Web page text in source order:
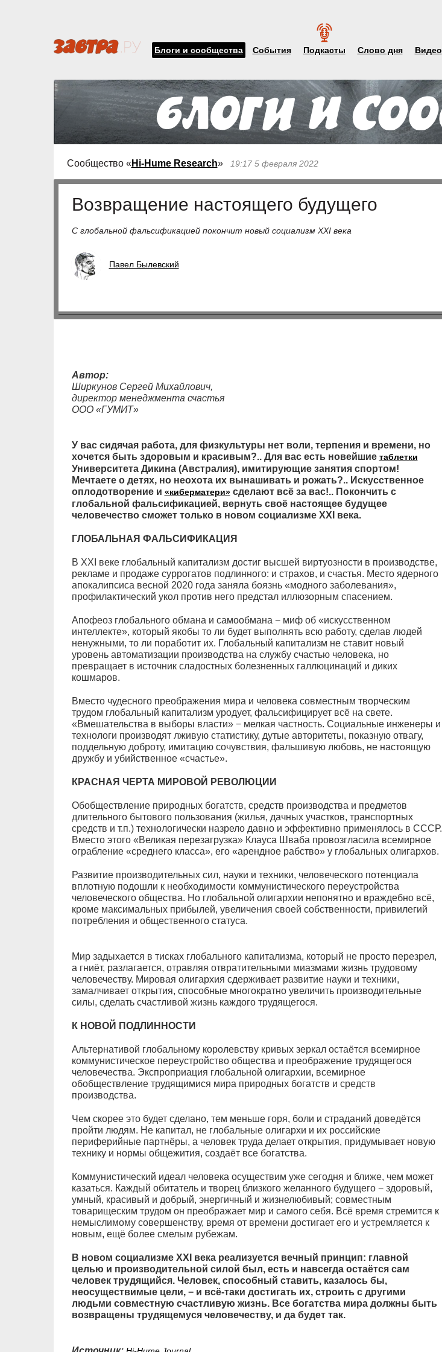
Блоги и сообщества События Подкасты Слово дня Видео
Сообщество « Hi-Hume Research» 19:17 5 февраля 2022
Возвращение настоящего будущего
С глобальной фальсификацией покончит новый социализм XXI века
Павел Былевский
Автор:
Ширкунов Сергей Михайлович,
директор менеджмента счастья
ООО «ГУМИТ»
У вас сидячая работа, для физкультуры нет воли, терпения и времени, но
хочется быть здоровым и красивым?.. Для вас есть новейшие таблетки
Университета Дикина (Австралия), имитирующие занятия спортом!
Мечтаете о детях, но неохота их вынашивать и рожать?.. Искусственное
оплодотворение и «киберматери»сделают всё за вас!.. Покончить с
глобальной фальсификацией, вернуть своё настоящее будущее
человечество сможет только в новом социализме XXI века.
ГЛОБАЛЬНАЯ ФАЛЬСИФИКАЦИЯ
В XXI веке глобальный капитализм достиг высшей виртуозности в производстве,
рекламе и продаже суррогатов подлинного: и страхов, и счастья. Место ядерного
апокалипсиса весной 2020 года заняла боязнь «модного заболевания»,
профилактический укол против него предстал иллюзорным спасением.
Апофеоз глобального обмана и самообмана − миф об «искусственном
интеллекте», который якобы то ли будет выполнять всю работу, сделав людей
ненужными, то ли поработит их. Глобальный капитализм не ставит новый
уровень автоматизации производства на службу счастью человека, но
превращает в источник сладостных болезненных галлюцинаций и диких
кошмаров.
Вместо чудесного преображения мира и человека совместным творческим
трудом глобальный капитализм уродует, фальсифицирует всё на свете.
«Вмешательства в выборы власти» − мелкая частность. Социальные инженеры и
технологи производят лживую статистику, дутые авторитеты, показную отвагу,
поддельную доброту, имитацию сочувствия, фальшивую любовь, не настоящую
дружбу и убийственное «счастье».
КРАСНАЯ ЧЕРТА МИРОВОЙ РЕВОЛЮЦИИ
Обобществление природных богатств, средств производства и предметов
длительного бытового пользования (жилья, дачных участков, транспортных
средств и т.п.) технологически назрело давно и эффективно применялось в СССР.
Вместо этого «Великая перезагрузка» Клауса Шваба провозгласила всемирное
ограбление «среднего класса», его «арендное рабство» у глобальных олигархов.
Развитие производительных сил, науки и техники, человеческого потенциала
вплотную подошли к необходимости коммунистического переустройства
человеческого общества. Но глобальной олигархии непонятно и враждебно всё,
кроме максимальных прибылей, увеличения своей собственности, привилегий
потребления и общественного статуса.
Мир задыхается в тисках глобального капитализма, который не просто перезрел,
а гниёт, разлагается, отравляя отвратительными миазмами жизнь трудовому
человечеству. Мировая олигархия сдерживает развитие науки и техники,
замалчивает открытия, способные многократно увеличить производительные
силы, сделать счастливой жизнь каждого трудящегося.
К НОВОЙ ПОДЛИННОСТИ
Альтернативой глобальному королевству кривых зеркал остаётся всемирное
коммунистическое переустройство общества и преображение трудящегося
человечества. Экспроприация глобальной олигархии, всемирное
обобществление трудящимися мира природных богатств и средств
производства.
Чем скорее это будет сделано, тем меньше горя, боли и страданий доведётся
пройти людям. Не капитал, не глобальные олигархи и их российские
периферийные партнёры, а человек труда делает открытия, придумывает новую
технику и нормы общежития, создаёт все богатства.
Коммунистический идеал человека осуществим уже сегодня и ближе, чем может
казаться. Каждый обитатель и творец близкого желанного будущего − здоровый,
умный, красивый и добрый, энергичный и жизнелюбивый; совместным
товарищеским трудом он преображает мир и самого себя. Всё время стремится к
немыслимому совершенству, время от времени достигает его и устремляется к
новым, ещё более смелым рубежам.
В новом социализме XXI века реализуется вечный принцип: главной
целью и производительной силой был, есть и навсегда остаётся сам
человек трудящийся. Человек, способный ставить, казалось бы,
неосуществимые цели, − и всё-таки достигать их, строить с другими
людьми совместную счастливую жизнь. Все богатства мира должны быть
возвращены трудящемуся человечеству, и да будет так.